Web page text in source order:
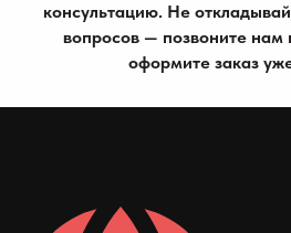
консультацию. Не
вопросов — позвоните нам
оформите заказ